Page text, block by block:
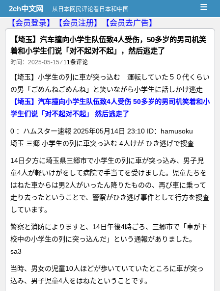
2ch中文网 从日本网民评论看日本和中国 ≡
【会员登录】 【会员注册】
【会员去广告】
【埼玉】汽车撞向小学生队伍致4人受伤，50多岁的男司机笑
着和小学生们说「对不起对不起」，然后逃走了
时间：2025-05-15 ⁄11条评论
【埼玉】小学生の列に車が突っ込む 運転していた５０代くらい
の男「ごめんねごめんね」と笑いながら小学生に話しかけ逃走
【埼玉】汽车撞向小学生队伍致4人受伤 50多岁的男司机笑着和小
学生们说「对不起对不起」 然后逃走了
0 ：ハムスター速報 2025年05月14日 23:10 ID：hamusoku
埼玉 三郷 小学生の列に車突っ込む 4人けが ひき逃げで捜査
14日夕方に埼玉県三郷市で小学生の列に車が突っ込み、男子児
童4人が軽いけがをして病院で手当てを受けました。児童たちを
はねた車からは男2人がいったん降りたものの、再び車に乗って
走り去ったということで、警察がひき逃げ事件として行方を捜査
しています。
警察と消防によりますと、14日午後4時ごろ、三郷市で「車が下
校中の小学生の列に突っ込んだ」という通報がありました。
sa3
当時、男女の児童10人ほどが歩いていていたところに車が突っ
込み、男子児童4人をはねたということです。